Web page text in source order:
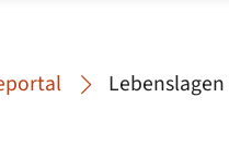
Lebenslagen